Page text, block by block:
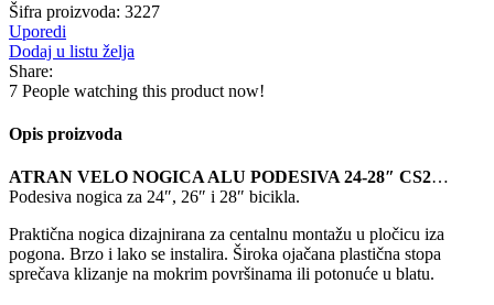
Šifra proizvoda: 3227
Uporedi
Dodaj u listu želja
Share:
7 People watching this product now!
Opis proizvoda
ATRAN VELO NOGICA ALU PODESIVA 24-28″ CS2…
Podesiva nogica za 24″, 26″ i 28″ bicikla.
Praktična nogica dizajnirana za centalnu montažu u pločicu iza
pogona. Brzo i lako se instalira. Široka ojačana plastična stopa
sprečava klizanje na mokrim površinama ili potonuće u blatu.